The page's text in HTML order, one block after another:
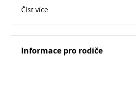
Číst více
Informace pro rodiče